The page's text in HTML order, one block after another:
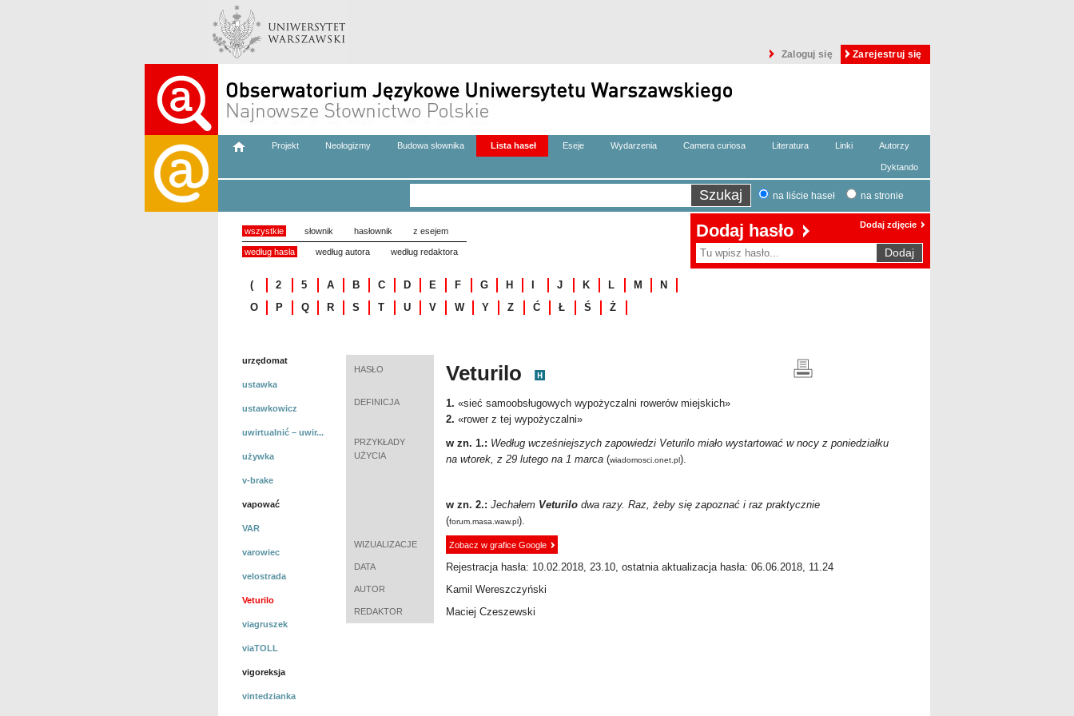
Zaloguj się Zarejestruj się
Projekt Neologizmy Budowa słownika Lista haseł Eseje Wydarzenia Camera curiosa Literatura Linki Autorzy
Dyktando
na liście haseł na stronie
wszystkie słownik hasłownik z esejem
według hasła według autora według redaktora
( 2 5 A B C D E F G H J K L M
N
O
P Q R S T U V W Y Z Ć Ł Ś Ż
Dodaj hasło Dodaj zdjęcie
urzędomat
ustawka
ustawkowicz
uwirtualnić – uwir...
używka
v-brake
vapować
VAR
varowiec
velostrada
Veturilo
viagruszek
viaTOLL
vigoreksja
vintedzianka
HASŁO Veturilo
DEFINICJA 1. «sieć samoobsługowych wypożyczalni rowerów miejskich»
2. «rower z tej wypożyczalni»
PRZYKŁADY
UŻYCIA
w zn. 1.: Według wcześniejszych zapowiedzi Veturilo miało wystartować w nocy z poniedziałku
na wtorek, z 29 lutego na 1 marca(wiadomosci.onet.pl).
w zn. 2.: Jechałem Veturilodwa razy. Raz, żeby się zapoznać i raz praktycznie
(forum.masa.waw.pl).
WIZUALIZACJE Zobacz w grafice Google
DATA Rejestracja hasła: 10.02.2018, 23.10, ostatnia aktualizacja hasła: 06.06.2018, 11.24
AUTOR Kamil Wereszczyński
REDAKTOR Maciej Czeszewski